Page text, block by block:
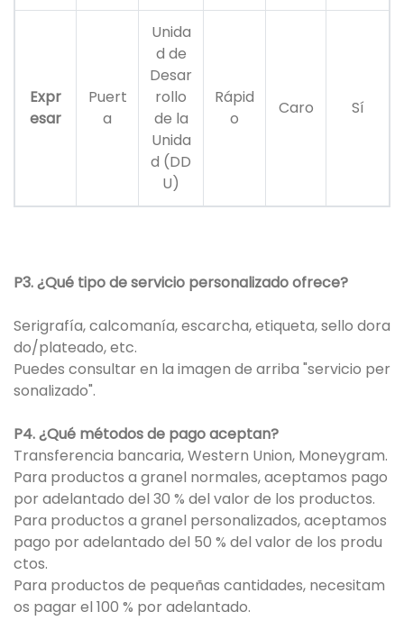
Expr
esar
Puert
a
Unida
d de
Desar
rollo
de la
Unida
d (DD
U)
Rápid
o
Caro Sí
P3. ¿Qué tipo de servicio personalizado ofrece?
Serigrafía, calcomanía, escarcha, etiqueta, sello dora
do/plateado, etc.
Puedes consultar en la imagen de arriba "servicio per
sonalizado".
P4. ¿Qué métodos de pago aceptan?
Transferencia bancaria, Western Union, Moneygram.
Para productos a granel normales, aceptamos pago
por adelantado del 30 % del valor de los productos.
Para productos a granel personalizados, aceptamos
pago por adelantado del 50 % del valor de los produ
ctos.
Para productos de pequeñas cantidades, necesitam
os pagar el 100 % por adelantado.